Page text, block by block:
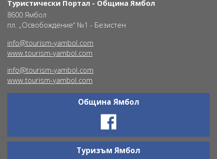
Туристически Портал - Община Ямбол
8600 Ямбол
пл. „Освобождение“ №1 - Безистен
info@tourism-yambol.com
www.tourism-yambol.com
info@tourism-yambol.com
www.tourism-yambol.com
Община Ямбол
Ŝ
Туризъм Ямбол